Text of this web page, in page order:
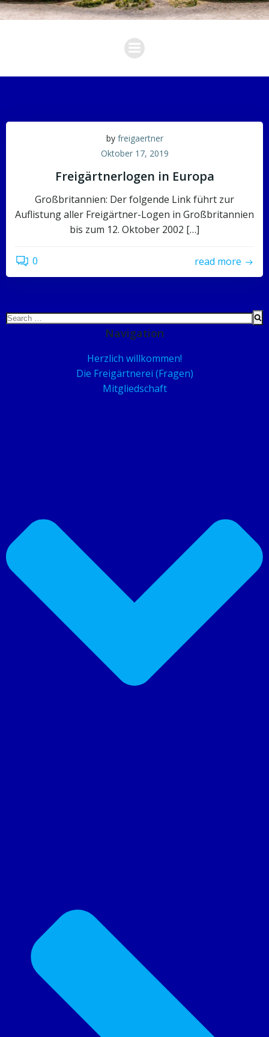
by freigaertner
Oktober 17, 2019
Freigärtnerlogen in Europa
Großbritannien: Der folgende Link führt zur
Auflistung aller Freigärtner-Logen in Großbritannien
bis zum 12. Oktober 2002 […]
0 read more
Search
Navigation
Herzlich willkommen!
Die Freigärtnerei (Fragen)
Mitgliedschaft